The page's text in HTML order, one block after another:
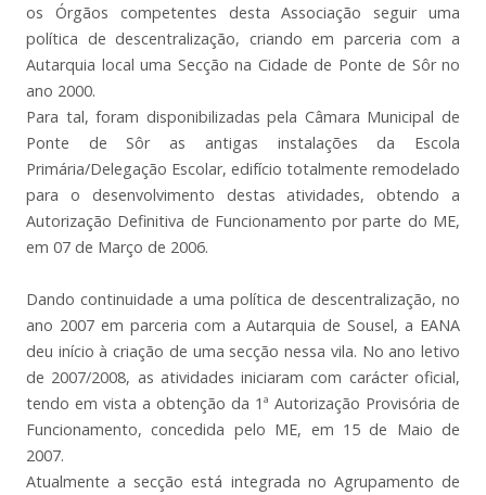
os Órgãos competentes desta Associação seguir uma
política de descentralização, criando em parceria com a
Autarquia local uma Secção na Cidade de Ponte de Sôr no
ano 2000.
Para tal, foram disponibilizadas pela Câmara Municipal de
Ponte de Sôr as antigas instalações da Escola
Primária/Delegação Escolar, edifício totalmente remodelado
para o desenvolvimento destas atividades, obtendo a
Autorização Definitiva de Funcionamento por parte do ME,
em 07 de Março de 2006.
Dando continuidade a uma política de descentralização, no
ano 2007 em parceria com a Autarquia de Sousel, a EANA
deu início à criação de uma secção nessa vila. No ano letivo
de 2007/2008, as atividades iniciaram com carácter oficial,
tendo em vista a obtenção da 1ª Autorização Provisória de
Funcionamento, concedida pelo ME, em 15 de Maio de
2007.
Atualmente a secção está integrada no Agrupamento de